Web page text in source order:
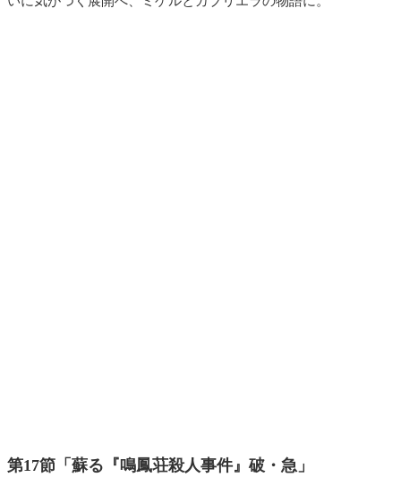
第17節「蘇る『鳴鳳荘殺人事件』破・急」